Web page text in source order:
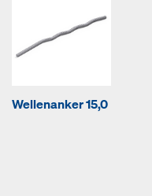
Wellenanker 15,0